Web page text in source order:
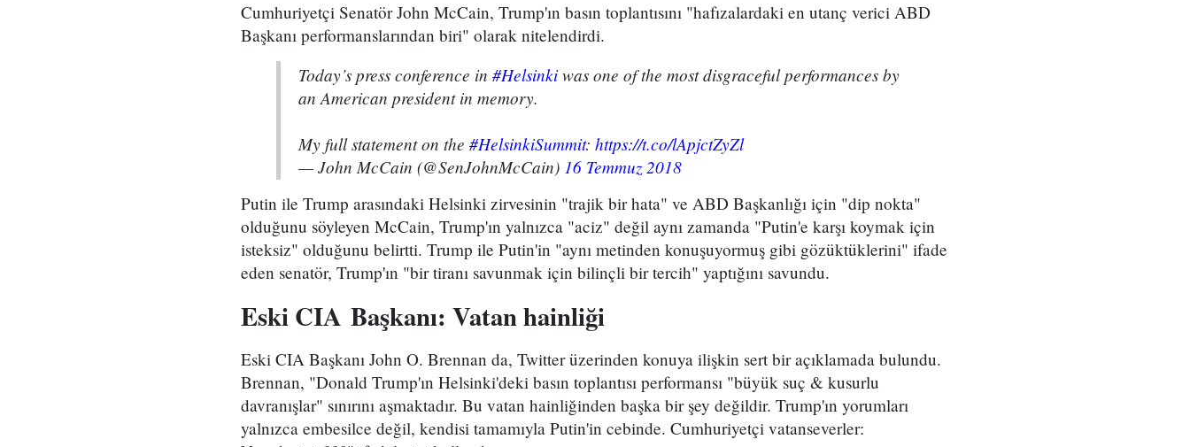
Cumhuriyetçi Senatör John McCain, Trump'ın basın toplantısını "hafızalardaki en utanç verici ABD
Başkanı performanslarından biri" olarak nitelendirdi.
Today’s press conference in #Helsinkiwas one of the most disgraceful performances by
an American president in memory.
My full statement on the #HelsinkiSummit: https://t.co/lApjctZyZl
— John McCain (@SenJohnMcCain) 16 Temmuz 2018
Putin ile Trump arasındaki Helsinki zirvesinin "trajik bir hata" ve ABD Başkanlığı için "dip nokta"
olduğunu söyleyen McCain, Trump'ın yalnızca "aciz" değil aynı zamanda "Putin'e karşı koymak için
isteksiz" olduğunu belirtti. Trump ile Putin'in "aynı metinden konuşuyormuş gibi gözüktüklerini" ifade
eden senatör, Trump'ın "bir tiranı savunmak için bilinçli bir tercih" yaptığını savundu.
Eski CIA Başkanı: Vatan hainliği
Eski CIA Başkanı John O. Brennan da, Twitter üzerinden konuya ilişkin sert bir açıklamada bulundu.
Brennan, "Donald Trump'ın Helsinki'deki basın toplantısı performansı "büyük suç & kusurlu
davranışlar" sınırını aşmaktadır. Bu vatan hainliğinden başka bir şey değildir. Trump'ın yorumları
yalnızca embesilce değil, kendisi tamamıyla Putin'in cebinde. Cumhuriyetçi vatanseverler: